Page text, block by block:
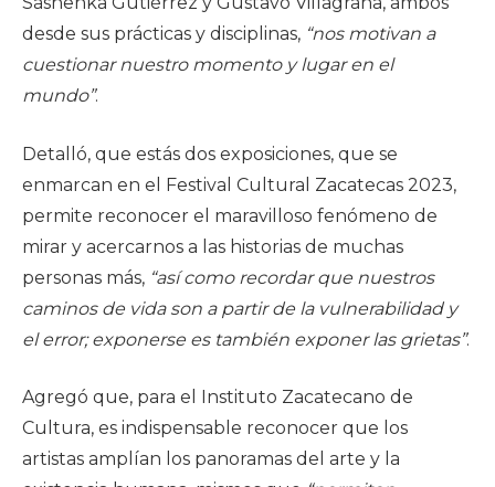
desde sus prácticas y disciplinas, “nos motivan a
cuestionar nuestro momento y lugar en el
mundo”.
Detalló, que estás dos exposiciones, que se
enmarcan en el Festival Cultural Zacatecas 2023,
permite reconocer el maravilloso fenómeno de
mirar y acercarnos a las historias de muchas
personas más, “así como recordar que nuestros
caminos de vida son a partir de la vulnerabilidad y
el error; exponerse es también exponer las grietas”.
Agregó que, para el Instituto Zacatecano de
Cultura, es indispensable reconocer que los
artistas amplían los panoramas del arte y la